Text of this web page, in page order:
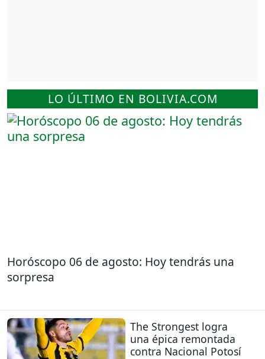
LO ÚLTIMO EN BOLIVIA.COM
Horóscopo 06 de agosto: Hoy tendrás una
sorpresa
The Strongest logra
una épica remontada
contra Nacional Potosí